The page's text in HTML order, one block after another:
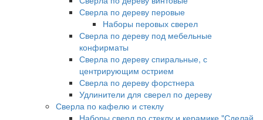
Сверла по дереву перовые
Наборы перовых сверел
Сверла по дереву под мебельные
конфирматы
Сверла по дереву спиральные, с
центрирующим острием
Сверла по дереву форстнера
Удлинители для сверел по дереву
Сверла по кафелю и стеклу
Наборы сверл по стеклу и керамике "Сделай